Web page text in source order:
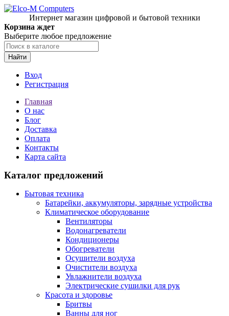
Интернет магазин цифровой и бытовой техники
Корзина ждет
Выберите любое предложение
Найти
Вход
Регистрация
Главная
О нас
Блог
Доставка
Оплата
Контакты
Карта сайта
Каталог предложений
Бытовая техника
Батарейки, аккумуляторы, зарядные устройства
Климатическое оборудование
Вентиляторы
Водонагреватели
Кондиционеры
Обогреватели
Осушители воздуха
Очистители воздуха
Увлажнители воздуха
Электрические сушилки для рук
Красота и здоровье
Бритвы
Ванны для ног